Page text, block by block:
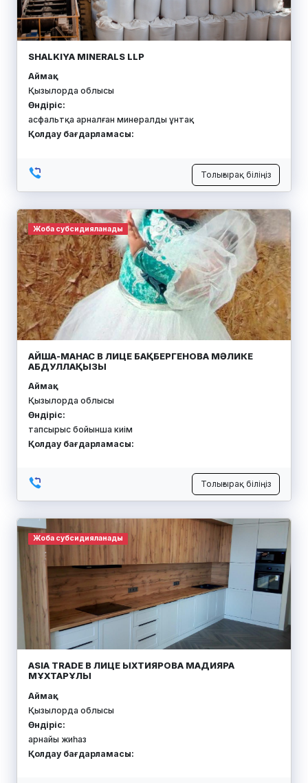
SHALKIYA MINERALS LLP
Аймақ:
Қызылорда облысы
Өндіріс:
асфальтқа арналған минералды ұнтақ
Қолдау бағдарламасы:
Толығырақ біліңіз
Жоба субсидияланады
АЙША-МАНАС В ЛИЦЕ БАҚБЕРГЕНОВА МӘЛИКЕ
АБДУЛЛАҚЫЗЫ
Аймақ:
Қызылорда облысы
Өндіріс:
тапсырыс бойынша киім
Қолдау бағдарламасы:
Толығырақ біліңіз
Жоба субсидияланады
ASIA TRADE В ЛИЦЕ ЫХТИЯРОВА МАДИЯРА
МҰХТАРҰЛЫ
Аймақ:
Қызылорда облысы
Өндіріс:
арнайы жиһаз
Қолдау бағдарламасы: